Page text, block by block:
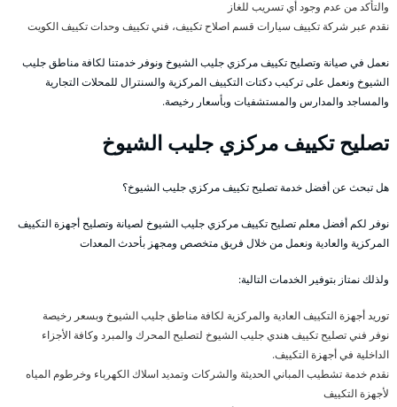
والتأكد من عدم وجود أي تسريب للغاز
نقدم عبر شركة تكييف سيارات قسم اصلاح تكييف، فني تكييف وحدات تكييف الكويت
نعمل في صيانة وتصليح تكييف مركزي جليب الشيوخ ونوفر خدمتنا لكافة مناطق جليب
الشيوخ ونعمل على تركيب دكتات التكييف المركزية والسنترال للمحلات التجارية
والمساجد والمدارس والمستشفيات وبأسعار رخيصة.
تصليح تكييف مركزي جليب الشيوخ
هل تبحث عن أفضل خدمة تصليح تكييف مركزي جليب الشيوخ؟
نوفر لكم أفضل معلم تصليح تكييف مركزي جليب الشيوخ لصيانة وتصليح أجهزة التكييف
المركزية والعادية ونعمل من خلال فريق متخصص ومجهز بأحدث المعدات
ولذلك نمتاز بتوفير الخدمات التالية:
توريد أجهزة التكييف العادية والمركزية لكافة مناطق جليب الشيوخ وبسعر رخيصة
نوفر فني تصليح تكييف هندي جليب الشيوخ لتصليح المحرك والمبرد وكافة الأجزاء
الداخلية في أجهزة التكييف.
نقدم خدمة تشطيب المباني الحديثة والشركات وتمديد اسلاك الكهرباء وخرطوم المياه
لأجهزة التكييف